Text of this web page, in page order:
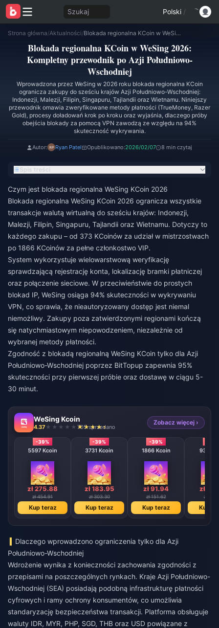
Szukaj Polski /
Strona główna/Aktualności/ Blokada regionalna KCoin w WeSing 2026: Kompletny przewodnik po Azji Południowo-Wschodniej
Blokada regionalna KCoin w WeSing 2026:
Kompletny przewodnik po Azji Południowo-
Wschodniej
Wprowadzona przez WeSing w 2026 roku blokada regionalna KCoin
ogranicza zakupy do sześciu krajów Azji Południowo-Wschodniej:
Indonezji, Malezji, Filipin, Singapuru, Tajlandii oraz Wietnamu. Niniejszy
przewodnik omawia zweryfikowane metody płatności (TrueMoney, Razer
Gold), procesy doładowań krok po kroku oraz wyjaśnia, dlaczego próby
obejścia blokady za pomocą VPN zawodzą ze względu na 94%
skuteczność wykrywania.
Autor: Ryan Patel Opublikowano:2026/02/07 8 min czytaj
Spis treści
Czym jest blokada regionalna WeSing KCoin 2026
Blokada regionalna WeSing KCoin 2026 ogranicza wszystkie
transakcje walutą wirtualną do sześciu krajów: Indonezji,
Malezji, Filipin, Singapuru, Tajlandii oraz Wietnamu. Dotyczy to
każdego zakupu – od 373 KCoinów za udział w mistrzostwach
po 1866 KCoinów za pełne członkostwo VIP.
System wykorzystuje wielowarstwową weryfikację
sprawdzającą rejestrację konta, lokalizację bramki płatniczej
oraz połączenie sieciowe. W przeciwieństwie do prostych
blokad IP, WeSing osiąga 94% skuteczności w wykrywaniu
VPN, co sprawia, że nieautoryzowany dostęp jest niemal
niemożliwy. Zakupy poza zatwierdzonymi regionami kończą
się natychmiastowym niepowodzeniem, niezależnie od
wybranej metody płatności.
Zgodność z blokadą regionalną WeSing KCoin tylko dla Azji
Południowo-Wschodniej poprzez BitTopup zapewnia 95%
skuteczności przy pierwszej próbie oraz dostawę w ciągu 5-
30 minut.
WeSing Kcoin
4.37 705 sprzedano
Zobacz więcej ›
-39%
5597 Kcoin
zł 275.88
zł 454.91
Kup teraz
-39%
3731 Kcoin
zł 183.95
zł 303.30
Kup teraz
-39%
1866 Kcoin
zł 91.94
zł 151.62
Kup teraz
933
zł
zł
Kup
Dlaczego wprowadzono ograniczenia tylko dla Azji
Południowo-Wschodniej
Wdrożenie wynika z konieczności zachowania zgodności z
przepisami na poszczególnych rynkach. Kraje Azji Południowo-
Wschodniej (SEA) posiadają podobną infrastrukturę płatności
cyfrowych i ramy ochrony konsumentów, co umożliwia
standaryzację bezpieczeństwa transakcji. Platforma obsługuje
waluty IDR, MYR, PHP, SGD, THB oraz USD powiązane z